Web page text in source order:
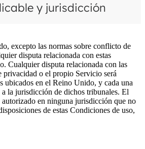
y jurisdicción
excepto las normas sobre conflicto de
disputa relacionada con estas
Cualquier disputa relacionada con las
privacidad o el propio Servicio será
ubicados en el Reino Unido, y cada una
a la jurisdicción de dichos tribunales. El
en ninguna jurisdicción que no
de estas Condiciones de uso,